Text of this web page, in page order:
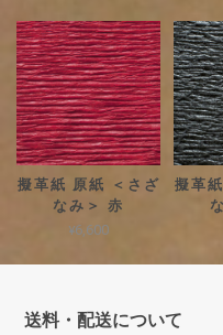
擬革紙 原紙 ＜さざ
なみ＞ 赤
¥6,600
擬革
送料・配送について